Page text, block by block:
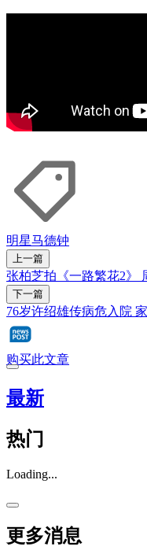
明星马德钟
上一篇
张柏芝拍《一路繁花2》
下一篇
76岁许绍雄传病危入院
购买此文章
最新
热门
Loading...
更多消息